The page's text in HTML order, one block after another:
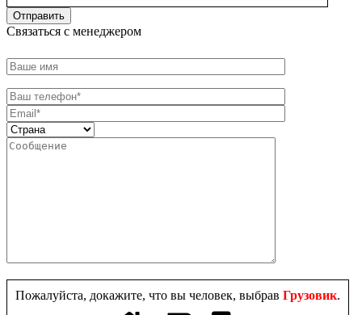
Связаться с менеджером
Пожалуйста, докажите, что вы человек, выбрав Грузовик.